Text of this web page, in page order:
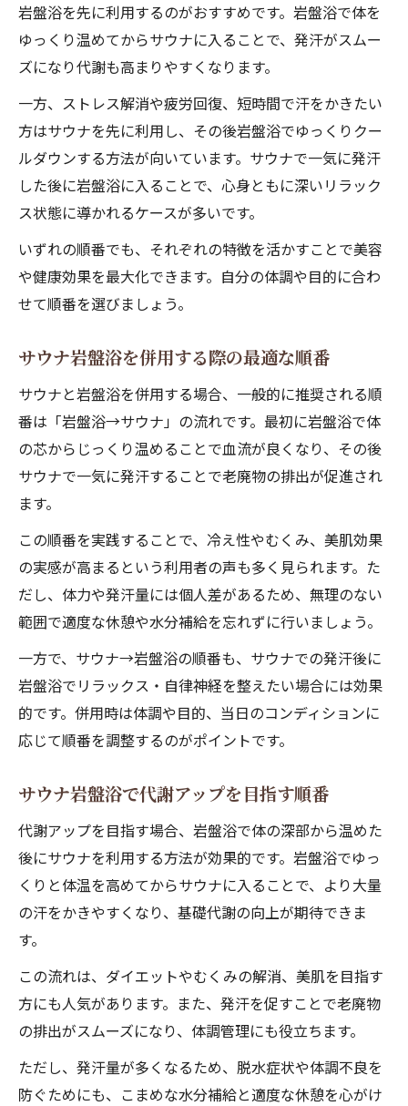
岩盤浴を先に利用するのがおすすめです。岩盤浴で体を
ゆっくり温めてからサウナに入ることで、発汗がスムー
ズになり代謝も高まりやすくなります。
一方、ストレス解消や疲労回復、短時間で汗をかきたい
方はサウナを先に利用し、その後岩盤浴でゆっくりクー
ルダウンする方法が向いています。サウナで一気に発汗
した後に岩盤浴に入ることで、心身ともに深いリラック
ス状態に導かれるケースが多いです。
いずれの順番でも、それぞれの特徴を活かすことで美容
や健康効果を最大化できます。自分の体調や目的に合わ
せて順番を選びましょう。
サウナ岩盤浴を併用する際の最適な順番
サウナと岩盤浴を併用する場合、一般的に推奨される順
番は「岩盤浴→サウナ」の流れです。最初に岩盤浴で体
の芯からじっくり温めることで血流が良くなり、その後
サウナで一気に発汗することで老廃物の排出が促進され
ます。
この順番を実践することで、冷え性やむくみ、美肌効果
の実感が高まるという利用者の声も多く見られます。た
だし、体力や発汗量には個人差があるため、無理のない
範囲で適度な休憩や水分補給を忘れずに行いましょう。
一方で、サウナ→岩盤浴の順番も、サウナでの発汗後に
岩盤浴でリラックス・自律神経を整えたい場合には効果
的です。併用時は体調や目的、当日のコンディションに
応じて順番を調整するのがポイントです。
サウナ岩盤浴で代謝アップを目指す順番
代謝アップを目指す場合、岩盤浴で体の深部から温めた
後にサウナを利用する方法が効果的です。岩盤浴でゆっ
くりと体温を高めてからサウナに入ることで、より大量
の汗をかきやすくなり、基礎代謝の向上が期待できま
す。
この流れは、ダイエットやむくみの解消、美肌を目指す
方にも人気があります。また、発汗を促すことで老廃物
の排出がスムーズになり、体調管理にも役立ちます。
ただし、発汗量が多くなるため、脱水症状や体調不良を
防ぐためにも、こまめな水分補給と適度な休憩を心がけ